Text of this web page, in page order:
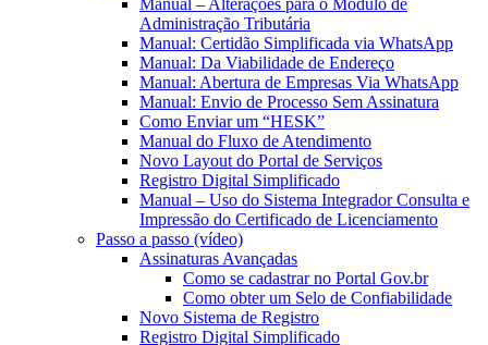
Manual – Alterações para o Módulo de
Administração Tributária
Manual: Certidão Simplificada via WhatsApp
Manual: Da Viabilidade de Endereço
Manual: Abertura de Empresas Via WhatsApp
Manual: Envio de Processo Sem Assinatura
Como Enviar um “HESK”
Manual do Fluxo de Atendimento
Novo Layout do Portal de Serviços
Registro Digital Simplificado
Manual – Uso do Sistema Integrador Consulta e
Impressão do Certificado de Licenciamento
Passo a passo (vídeo)
Assinaturas Avançadas
Como se cadastrar no Portal Gov.br
Como obter um Selo de Confiabilidade
Novo Sistema de Registro
Registro Digital Simplificado